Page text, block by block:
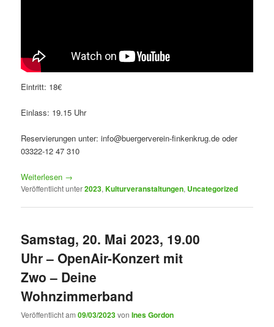
Eintritt: 18€
Einlass: 19.15 Uhr
Reservierungen unter: info@buergerverein-finkenkrug.de oder
03322-12 47 310
Weiterlesen →
Veröffentlicht unter2023,Kulturveranstaltungen, Uncategorized
Samstag, 20. Mai 2023, 19.00
Uhr – OpenAir-Konzert mit
Zwo – Deine
Wohnzimmerband
Veröffentlicht am09/03/2023vonInes Gordon